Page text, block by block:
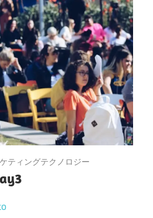
ティングテクノロジー